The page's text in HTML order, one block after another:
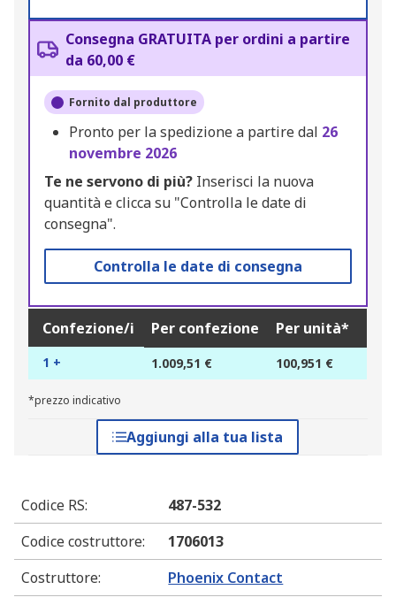
Consegna GRATUITA per ordini a partire
da 60,00 €
Fornito dal produttore
Pronto per la spedizione a partire dal 26
novembre 2026
Te ne servono di più? Inserisci la nuova
quantità e clicca su "Controlla le date di
consegna".
Controlla le date di consegna
Confezione/i Per confezione Per unità*
1 + 1.009,51 € 100,951 €
*prezzo indicativo
Aggiungi alla tua lista
Codice RS:
487-532
Codice costruttore:
1706013
Costruttore: Phoenix Contact